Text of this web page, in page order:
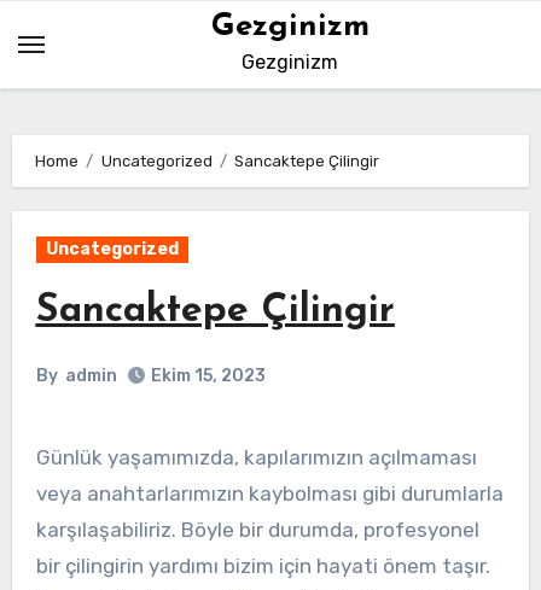
content
Gezginizm
Gezginizm
Home Uncategorized Sancaktepe Çilingir
Uncategorized
Sancaktepe Çilingir
By admin Ekim 15, 2023
Günlük yaşamımızda, kapılarımızın açılmaması
veya anahtarlarımızın kaybolması gibi durumlarla
karşılaşabiliriz. Böyle bir durumda, profesyonel
bir çilingirin yardımı bizim için hayati önem taşır.